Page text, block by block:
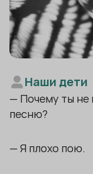
Наши дети
— Почему ты не
песню?
— Я плохо пою.